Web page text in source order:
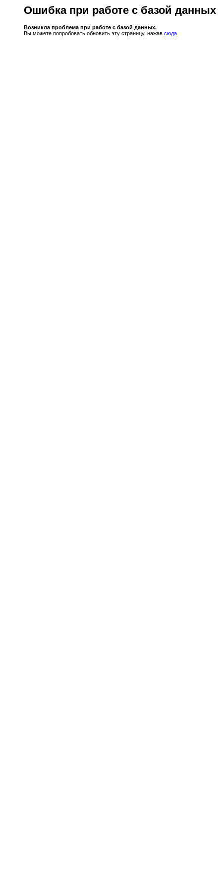
Ошибка при работе с базой данных
Возникла проблема при работе с базой данных.
Вы можете попробовать обновить эту страницу, нажав сюда